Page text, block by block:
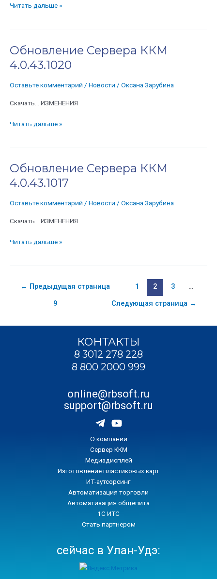
Читать дальше »
Обновление Сервера ККМ
4.0.43.1020
Оставьте комментарий / Новости / Оксана Зарубина
Скачать… ИЗМЕНЕНИЯ
Обновление
ККМ
Читать дальше »
Обновление Сервера ККМ
4.0.43.1017
Оставьте комментарий / Новости / Оксана Зарубина
Скачать… ИЗМЕНЕНИЯ
Обновление
Сервера
ККМ
Читать дальше »
← Предыдущая страница 1 2 3
…
9
Следующая страница →
КОНТАКТЫ
8 3012 278 228
8 800 2000 999
online@rbsoft.ru
support@rbsoft.ru
О компании
Сервер ККМ
Медиадисплей
Изготовление пластиковых карт
ИТ-аутсорсинг
Автоматизация торговли
Автоматизация общепита
1С ИТС
Стать партнером
сейчас в Улан-Удэ: